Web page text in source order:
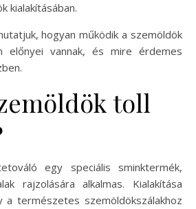
kialakításában.
hogyan működik a szemöldök
előnyei vannak, és mire érdemes
toll
egy speciális sminktermék,
rajzolására alkalmas. Kialakítása
természetes szemöldökszálakhoz